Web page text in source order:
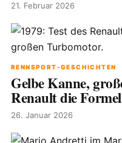
21. Februar 2026
RENNSPORT-GESCHICHTEN
Gelbe Kanne,
Renault die
26. Januar 2026